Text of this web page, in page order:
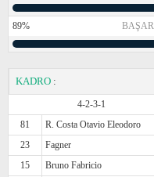
89%
KADRO :
4-2-3-1
81
R. Costa Otavio Eleodoro
23
Fagner
15
Bruno Fabricio